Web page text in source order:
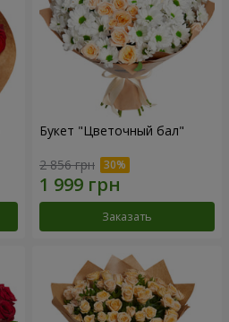
Букет "Цветочный бал"
2 856 грн
Заказать